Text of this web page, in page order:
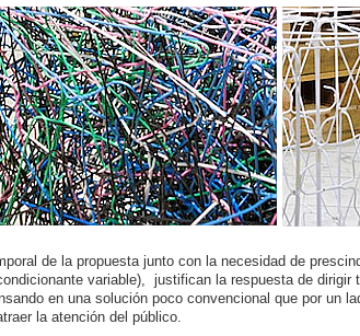
de la propuesta junto con la necesidad de
variable), justifican la respuesta de dirigir
en una solución poco convencional que por un
la atención del público.